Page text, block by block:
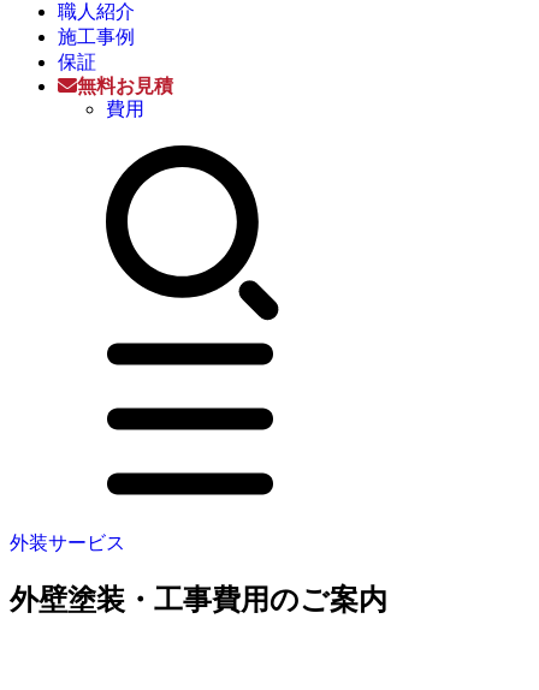
職人紹介
施工事例
保証
無料お見積
費用
外装サービス
外壁塗装・工事費用のご案内